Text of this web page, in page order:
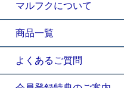
マルフクについて
商品一覧
よくあるご質問